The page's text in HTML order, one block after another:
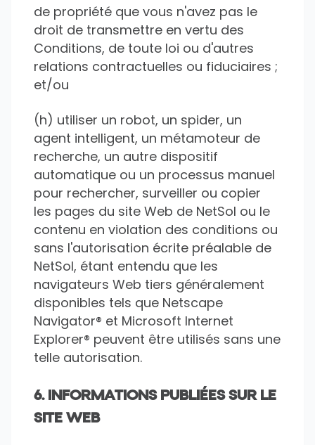
de propriété que vous n'avez pas le
droit de transmettre en vertu des
Conditions, de toute loi ou d'autres
relations contractuelles ou fiduciaires ;
et/ou
(h) utiliser un robot, un spider, un
agent intelligent, un métamoteur de
recherche, un autre dispositif
automatique ou un processus manuel
pour rechercher, surveiller ou copier
les pages du site Web de NetSol ou le
contenu en violation des conditions ou
sans l'autorisation écrite préalable de
NetSol, étant entendu que les
navigateurs Web tiers généralement
disponibles tels que Netscape
Navigator® et Microsoft Internet
Explorer® peuvent être utilisés sans une
telle autorisation.
6. INFORMATIONS PUBLIÉES SUR LE
SITE WEB